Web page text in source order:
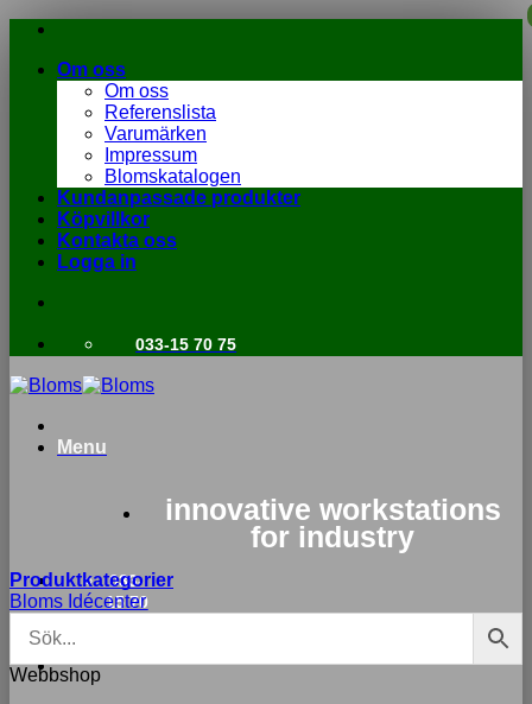
Skip
contentOm oss
Om oss
Referenslista
Varumärken
Impressum
Blomskatalogen
Kundanpassade produkter
Köpvillkor
Kontakta oss
Logga in
033-15 70 75
Menu
innovative workstations
for industry
033-
15 70
Produktkategorier
Bloms Idécenter
Webbshop